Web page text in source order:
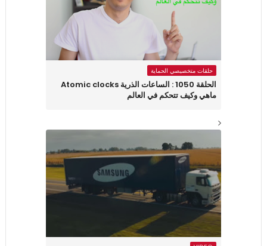
حلقات متخصيصي الحماية
الحلقة 1050 : الساعات الذرية Atomic clocks
ماهي وكيف تتحكم في العالم